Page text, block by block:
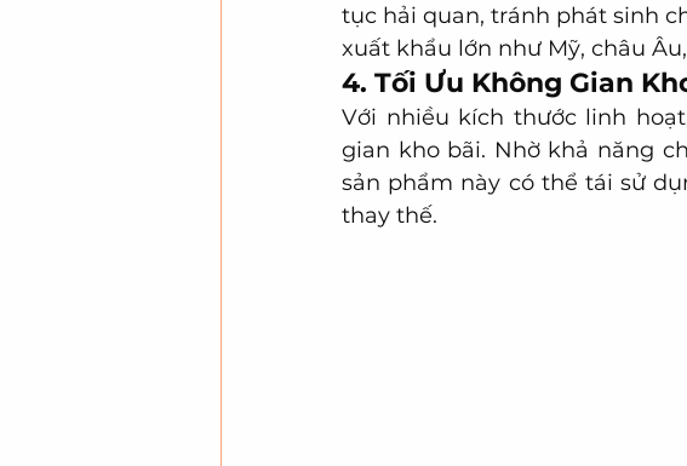
tục hải quan, tránh phát sinh
xuất khẩu lớn như Mỹ, châu
4. Tối Ưu Không Gian
Với nhiều kích thước linh
gian kho bãi. Nhờ khả năng
sản phẩm này có thể tái sử
thay thế.